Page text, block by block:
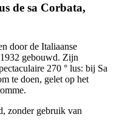
de sa Corbata,
door de Italiaanse
gebouwd. Zijn
270 ° lus: bij Sa
te doen, gelet op het
zonder gebruik van